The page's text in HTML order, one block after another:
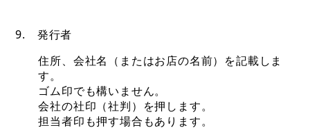
9. 発行者
住所、会社名（またはお店の名前）を記載しま
す。
ゴム印でも構いません。
会社の社印（社判）を押します。
担当者印も押す場合もあります。